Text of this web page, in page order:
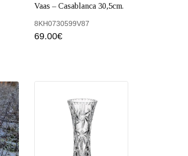
Vaas – Casablanca 30,5cm.
8KH0730599V87
69.00€